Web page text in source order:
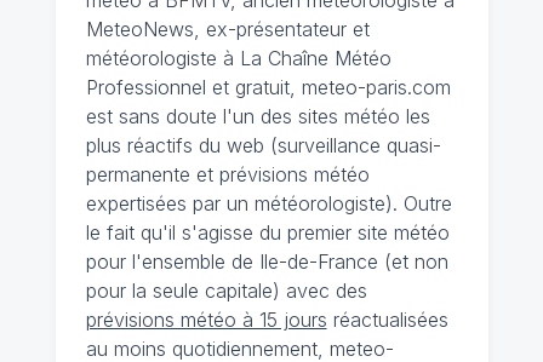
MeteoNews, ex-présentateur et
météorologiste à La Chaîne Météo
Professionnel et gratuit, meteo-paris.com
est sans doute l'un des sites météo les
plus réactifs du web (surveillance quasi-
permanente et prévisions météo
expertisées par un météorologiste). Outre
le fait qu'il s'agisse du premier site météo
pour l'ensemble de Ile-de-France (et non
pour la seule capitale) avec des
prévisions météo à 15 jours réactualisées
au moins quotidiennement, meteo-